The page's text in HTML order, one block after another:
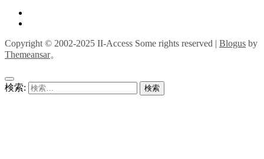
Copyright © 2002-2025 II-Access Some rights reserved | Blogus by
Themeansar。
検索: